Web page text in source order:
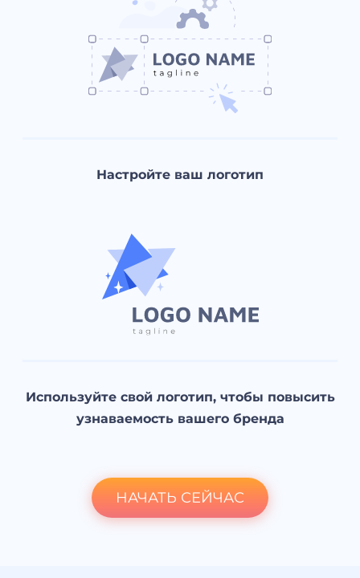
Настройте ваш логотип
Используйте свой логотип, чтобы повысить
узнаваемость вашего бренда
НАЧАТЬ СЕЙЧАС